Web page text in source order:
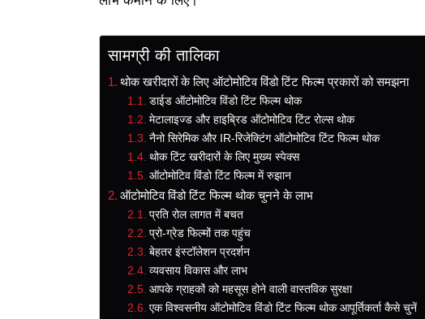
सामग्री की तालिका
थोक खरीदारों के लिए ऑटोमोटिव विंडो टिंट फिल्म प्रकारों को समझना
डाईड ऑटोमोटिव विंडो टिंट फिल्म थोक
मेटालाइज्ड और हाइब्रिड ऑटोमोटिव टिंट रोल्स थोक
नैनो सिरेमिक और IR-रिजेक्टिंग ऑटोमोटिव टिंट फिल्म थोक
थोक टिंट खरीदारों के लिए मुख्य स्पेक्स
ऑटोमोटिव विंडो टिंट फिल्म में रुझान
ऑटोमोटिव विंडो टिंट फिल्म थोक चुनने के लाभ
प्रति रोल लागत में बचत
प्रो-ग्रेड फिल्मों तक पहुंच
बेहतर इंस्टॉलेशन प्रदर्शन
व्यवसाय विकास और लाभ
आपके ग्राहकों को महसूस होने वाली वास्तविक सुरक्षा
एक विश्वसनीय ऑटोमोटिव विंडो टिंट फिल्म थोक आपूर्तिकर्ता कैसे चुनें